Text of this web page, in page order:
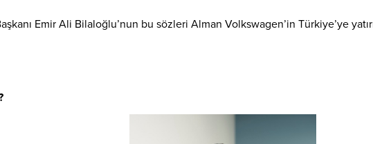
Emir Ali Bilaloğlu’nun bu sözleri Alman Volkswagen’in Türkiye’ye